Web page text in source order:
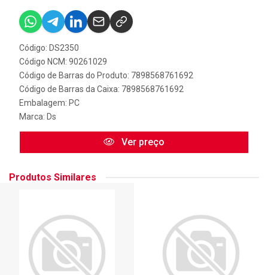
Código: DS2350
Código NCM: 90261029
Código de Barras do Produto: 7898568761692
Código de Barras da Caixa: 7898568761692
Embalagem: PC
Marca: Ds
Ver preço
Produtos Similares